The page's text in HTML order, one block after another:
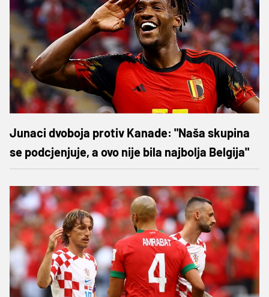
Junaci dvoboja protiv Kanade: "Naša skupina
se podcjenjuje, a ovo nije bila najbolja Belgija"